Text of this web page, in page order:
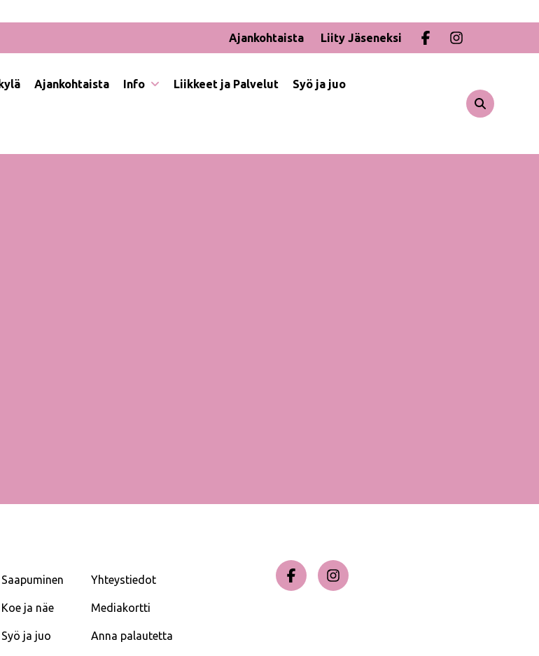
Ajankohtaista
Liity Jäseneksi
Ajankohtaista Info Liikkeet ja Palvelut Syö ja juo
Saapuminen
Koe ja näe
Syö ja juo
Yhteystiedot
Mediakortti
Anna palautetta